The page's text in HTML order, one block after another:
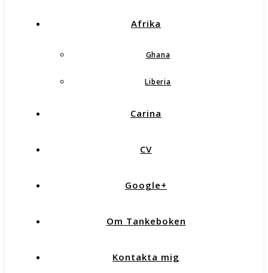
Afrika
Ghana
Liberia
Carina
CV
Google+
Om Tankeboken
Kontakta mig